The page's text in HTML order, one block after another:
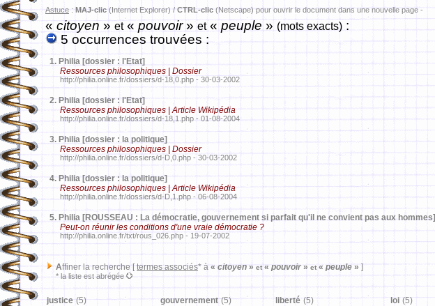
Astuce : MAJ-clic (Internet Explorer) / CTRL-clic (Netscape) pour ouvrir le document dans une nouvelle page -
«citoyen» et« pouvoir» et« peuple » (mots exacts) :
5 occurrences trouvées :
1. Philia [dossier : l'Etat]
Ressources philosophiques | Dossier
http://philia.online.fr/dossiers/d-18,0.php - 30-03-2002
2. Philia [dossier : l'Etat]
Ressources philosophiques | Article Wikipédia
http://philia.online.fr/dossiers/d-18,1.php - 01-08-2004
3. Philia [dossier : la politique]
Ressources philosophiques | Dossier
http://philia.online.fr/dossiers/d-D,0.php - 30-03-2002
4. Philia [dossier : la politique]
Ressources philosophiques | Article Wikipédia
http://philia.online.fr/dossiers/d-D,1.php - 06-08-2004
5. Philia [ROUSSEAU : La démocratie, gouvernement si parfait qu'il ne convient pas aux hommes]
Peut-on réunir les conditions d'une vraie démocratie ?
http://philia.online.fr/txt/rous_026.php - 19-07-2002
Affiner la recherche [ termes associés* à « citoyen » et« pouvoir» et « peuple » ]
* la liste est abrégée
justice (5) gouvernement (5) liberté (5) loi (5)